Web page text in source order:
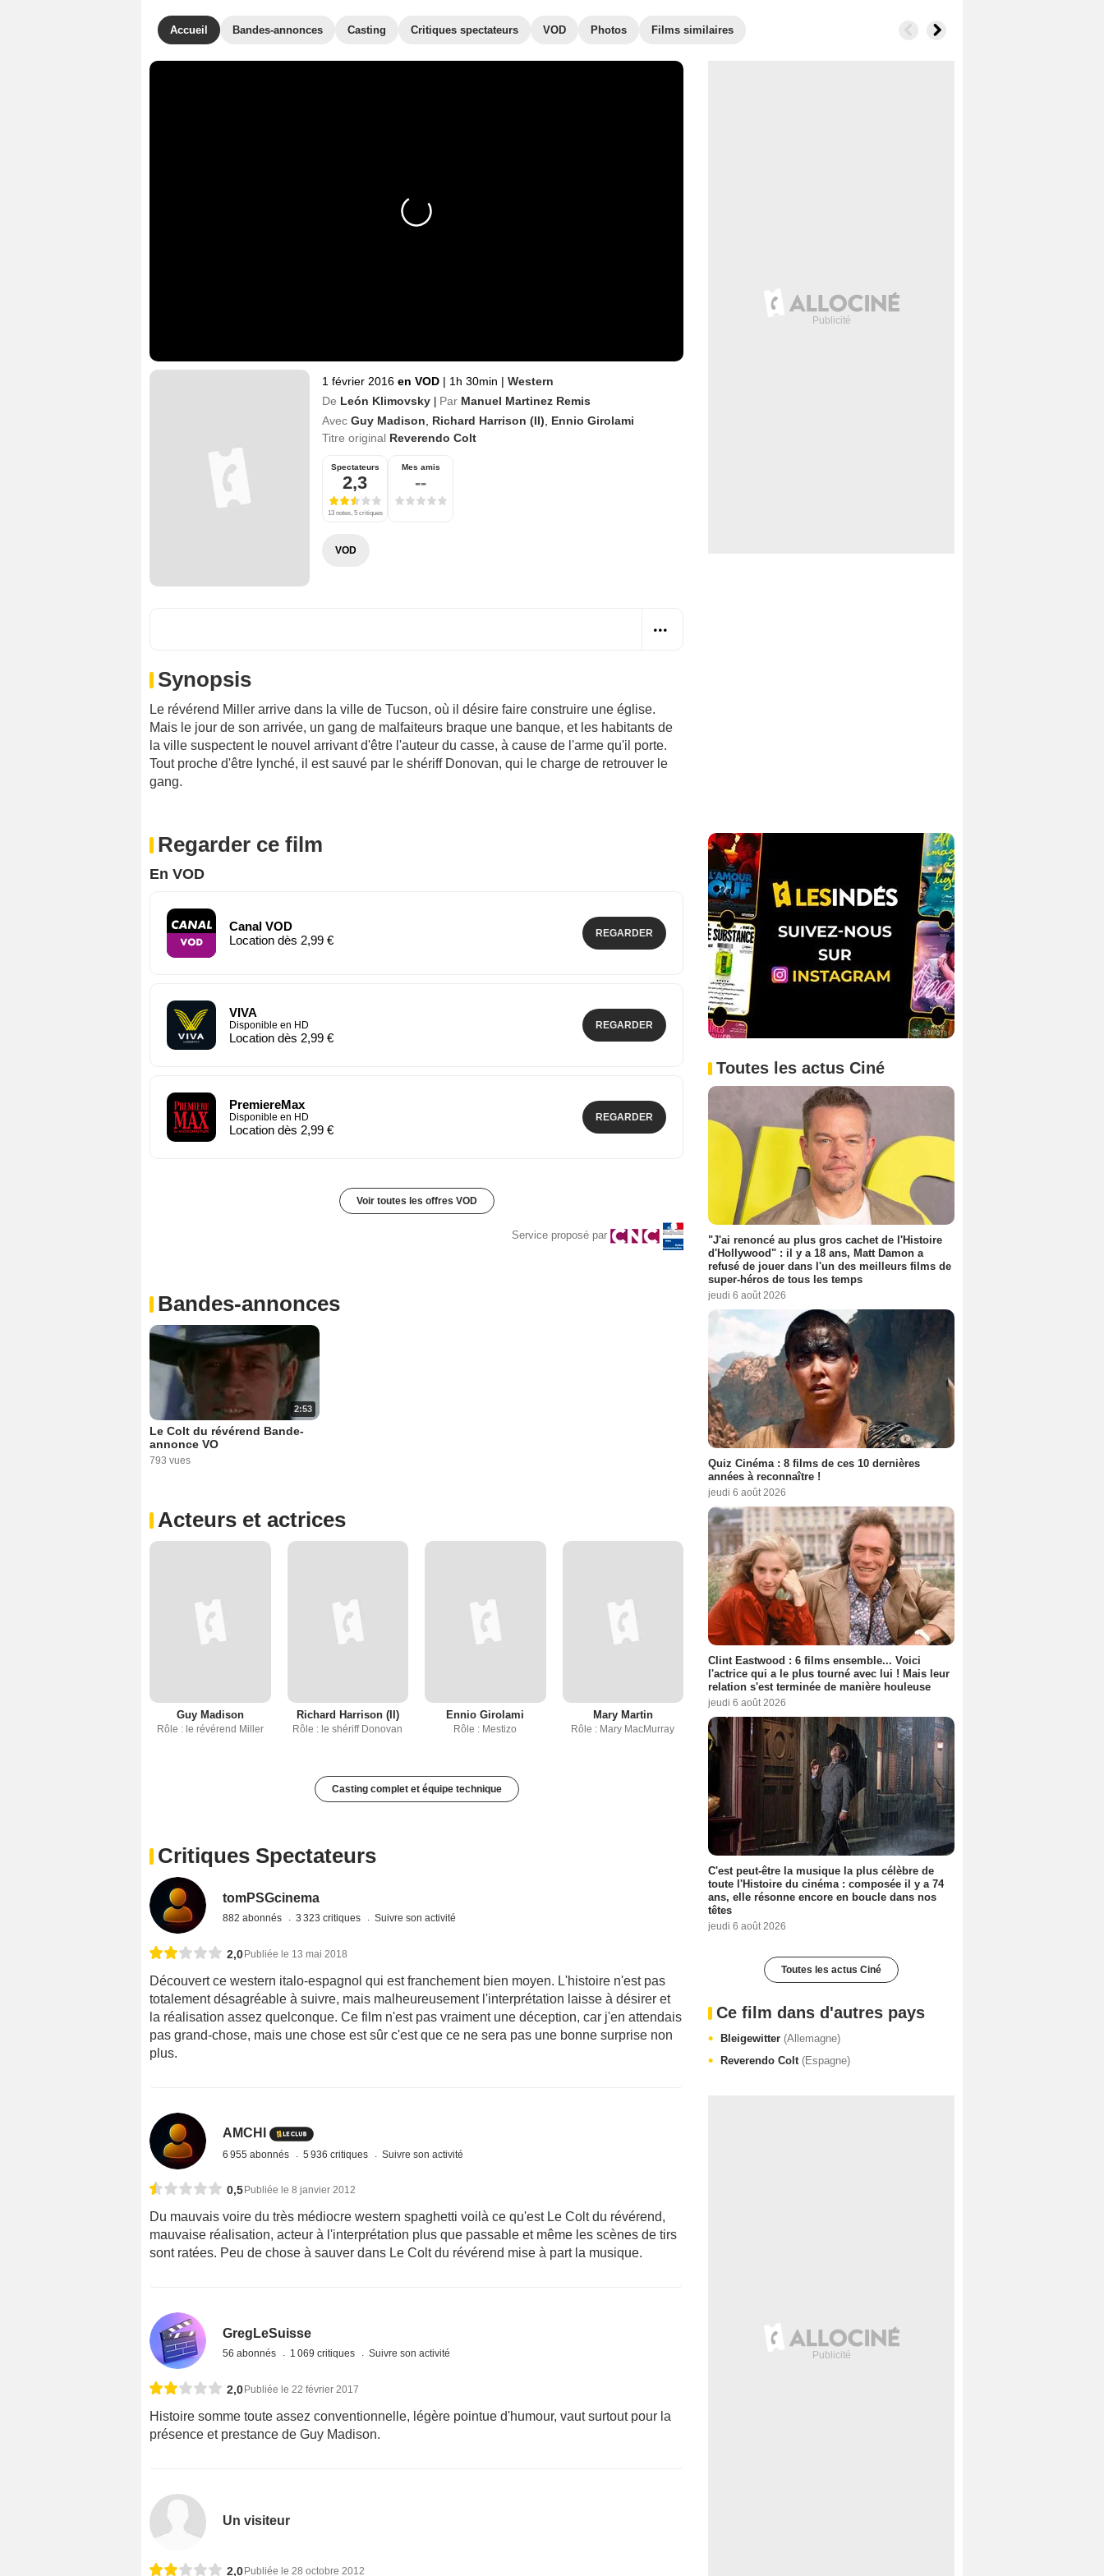
Accueil Bandes-annonces Casting Critiques spectateurs VOD Photos Films similaires
1 février 2016 en VOD | 1h 30min | Western
De León Klimovsky | Par Manuel Martinez Remis
Avec Guy Madison Richard Harrison (II)
Ennio Girolami
Titre original Reverendo Colt
Spectateurs
2,3
13 notes, 5 critiques
Mes amis
--
VOD
Synopsis
Le révérend Miller arrive dans la ville de Tucson, où il désire faire construire une église.
Mais le jour de son arrivée, un gang de malfaiteurs braque une banque, et les habitants de
la ville suspectent le nouvel arrivant d'être l'auteur du casse, à cause de l'arme qu'il porte.
Tout proche d'être lynché, il est sauvé par le shériff Donovan, qui le charge de retrouver le
gang.
Regarder ce film
En VOD
Canal VOD
Location dès 2,99 €
REGARDER
VIVA
Disponible en HD
Location dès 2,99 €
REGARDER
PremiereMax
Disponible en HD
Location dès 2,99 €
REGARDER
Voir toutes les offres VOD
Service proposé par
Bandes-annonces
2:53
Le Colt du révérend Bande-
annonce VO
793 vues
Acteurs et actrices
Guy Madison
Rôle : le révérend Miller
Richard Harrison (II)
Rôle : le shériff Donovan
Ennio Girolami
Rôle : Mestizo
Mary Martin
Rôle : Mary MacMurray
Casting complet et équipe technique
Critiques Spectateurs
tomPSGcinema
882 abonnés 3 323 critiques Suivre son activité
2,0 Publiée le 13 mai 2018
Découvert ce western italo-espagnol qui est franchement bien moyen. L'histoire n'est pas
totalement désagréable à suivre, mais malheureusement l'interprétation laisse à désirer et
la réalisation assez quelconque. Ce film n'est pas vraiment une déception, car j'en attendais
pas grand-chose, mais une chose est sûr c'est que ce ne sera pas une bonne surprise non
plus.
AMCHI
6 955 abonnés 5 936 critiques Suivre son activité
0,5 Publiée le 8 janvier 2012
Du mauvais voire du très médiocre western spaghetti voilà ce qu'est Le Colt du révérend,
mauvaise réalisation, acteur à l'interprétation plus que passable et même les scènes de tirs
sont ratées. Peu de chose à sauver dans Le Colt du révérend mise à part la musique.
GregLeSuisse
56 abonnés 1 069 critiques Suivre son activité
2,0 Publiée le 22 février 2017
Histoire somme toute assez conventionnelle, légère pointue d'humour, vaut surtout pour la
présence et prestance de Guy Madison.
Un visiteur
2,0 Publiée le 28 octobre 2012
Toutes les actus Ciné
"J'ai renoncé au plus gros cachet de l'Histoire
d'Hollywood" : il y a 18 ans, Matt Damon a
refusé de jouer dans l'un des meilleurs films de
super-héros de tous les temps
jeudi 6 août 2026
Quiz Cinéma : 8 films de ces 10 dernières
années à reconnaître !
jeudi 6 août 2026
Clint Eastwood : 6 films ensemble... Voici
l'actrice qui a le plus tourné avec lui ! Mais leur
relation s'est terminée de manière houleuse
jeudi 6 août 2026
C'est peut-être la musique la plus célèbre de
toute l'Histoire du cinéma : composée il y a 74
ans, elle résonne encore en boucle dans nos
têtes
jeudi 6 août 2026
Toutes les actus Ciné
Ce film dans d'autres pays
Bleigewitter (Allemagne)
Reverendo Colt (Espagne)